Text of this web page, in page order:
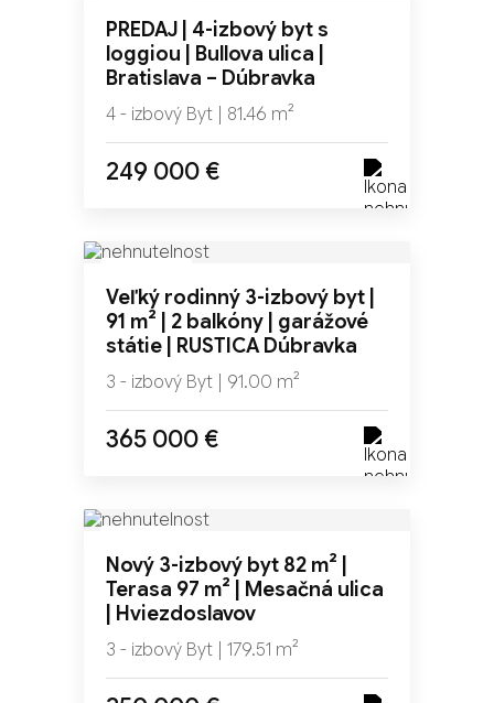
TOP
PREDAJ | 4-izbový byt s
loggiou | Bullova ulica |
Bratislava – Dúbravka
4 - izbový Byt | 81.46 m²
249 000 €
TOP
ZĽAVA
Veľký rodinný 3-izbový byt |
91 m² | 2 balkóny | garážové
státie | RUSTICA Dúbravka
3 - izbový Byt | 91.00 m²
365 000 €
TOP
Nový 3-izbový byt 82 m² |
Terasa 97 m² | Mesačná ulica
| Hviezdoslavov
3 - izbový Byt | 179.51 m²